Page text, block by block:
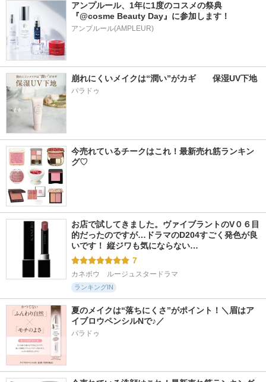
アンプルール、1年に1度のコスメの祭典
『@cosme Beauty Day』に参加します！
アンプルール(AMPLEUR)
崩れにくいメイクは“潤い”がカギ　　保湿UV下地
パラドゥ
今売れているチークはこれ！最新売れ筋ランキン
グ♡
お店で試してきました。ヴァイブラントのV０６目
的だったのですが…ドラマのD204すごく発色が良
いです！ 縦ジワも気にならない…
7
カネボウ　ルージュスタードラマ
ランキングIN
夏のメイクは“落ちにくさ”がポイント！＼眉はア
イブロウペンシルNで♪／
パラドゥ